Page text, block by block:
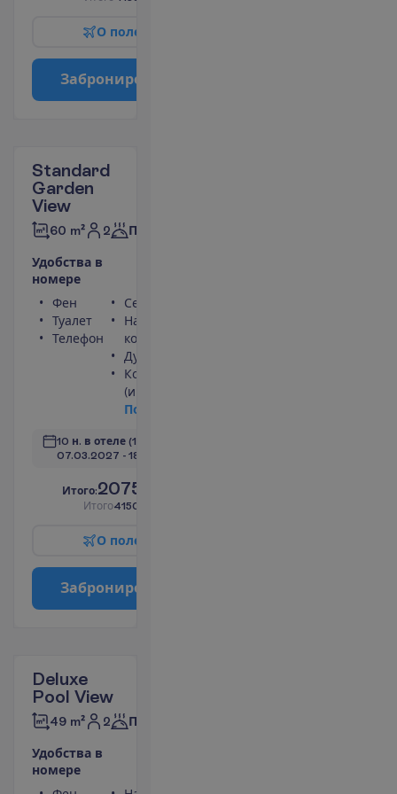
О поле
Заброниро
Standard
Garden
View
60 m² 2 Полупансион
Удобства в
номере
Фен
Туалет
Телефон
Сейф
Набор для чая/
кофе
Душ
Кондиционер
(индивидуальный)
По
10 н. в отеле (11 н. всего)
07.03.2027 - 18.03.2027
Итого:2075.00
Итого4150.00
О поле
Заброниро
Deluxe
Pool View
49 m² 2 Полупансион
Удобства в
номере